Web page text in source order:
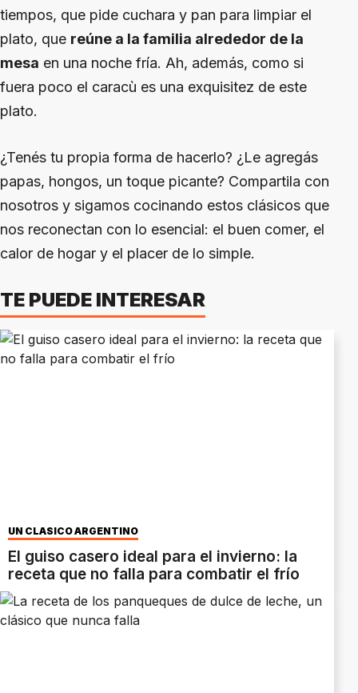
tiempos, que pide cuchara y pan para limpiar el
plato, que reúne a la familia alrededor de la
mesa en una noche fría. Ah, además, como si
fuera poco el caracù es una exquisitez de este
plato.
¿Tenés tu propia forma de hacerlo? ¿Le agregás
papas, hongos, un toque picante? Compartila con
nosotros y sigamos cocinando estos clásicos que
nos reconectan con lo esencial: el buen comer, el
calor de hogar y el placer de lo simple.
TE PUEDE INTERESAR
UN CLÁSICO ARGENTINO
El guiso casero ideal para el invierno: la
receta que no falla para combatir el frío